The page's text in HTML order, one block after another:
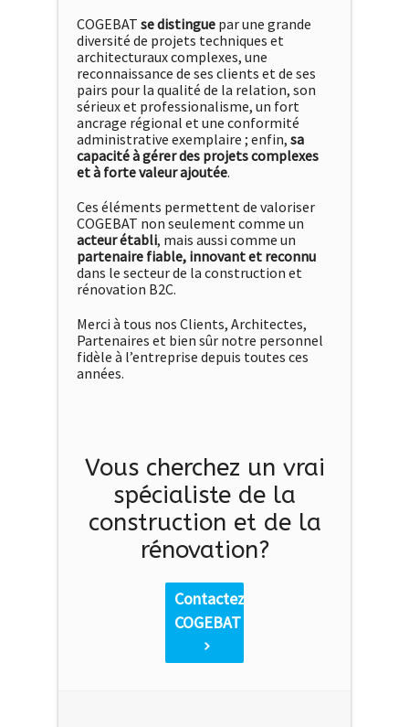
COGEBAT se distingue par une grande
diversité de projets techniques et
architecturaux complexes, une
reconnaissance de ses clients et de ses
pairs pour la qualité de la relation, son
sérieux et professionalisme, un fort
ancrage régional et une conformité
administrative exemplaire ; enfin, sa
capacité à gérer des projets complexes
et à forte valeur ajoutée.
Ces éléments permettent de valoriser
COGEBAT non seulement comme un
acteur établi, mais aussi comme un
partenaire fiable, innovant et reconnu
dans le secteur de la construction et
rénovation B2C.
Merci à tous nos Clients, Architectes,
Partenaires et bien sûr notre personnel
fidèle à l’entreprise depuis toutes ces
années.
Vous cherchez un vrai
spécialiste de la
construction et de la
rénovation?
Contactez
COGEBAT